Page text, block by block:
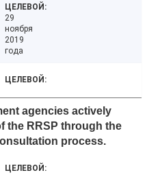
29
ноября
2019
года
agencies actively
the RRSP through the
process.